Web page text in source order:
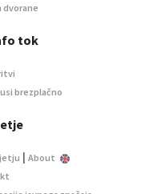
dvorane
tok
brezplačno
| About